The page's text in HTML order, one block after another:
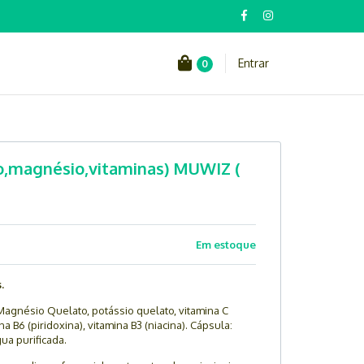
0 Entrar
MUWIZ (
Em estoque
Quelato, potássio quelato, vitamina C
B6 (piridoxina), vitamina B3 (niacina). Cápsula:
purificada.